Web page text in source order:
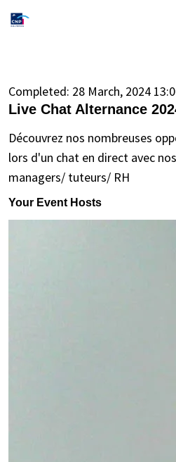
Completed: 28 March, 2024
Live Chat Alternance
Découvrez nos nombreuses
lors d'un chat en direct avec
managers/ tuteurs/ RH
Your Event Hosts